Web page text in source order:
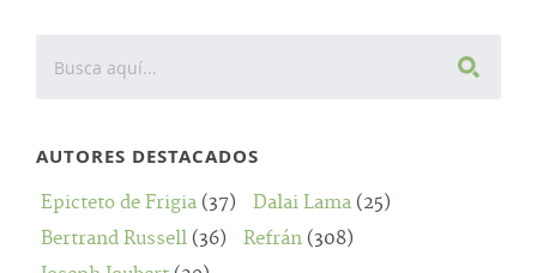
AUTORES DESTACADOS
Epicteto de Frigia (37) Dalai Lama (25)
Bertrand Russell (36) Refrán (308)